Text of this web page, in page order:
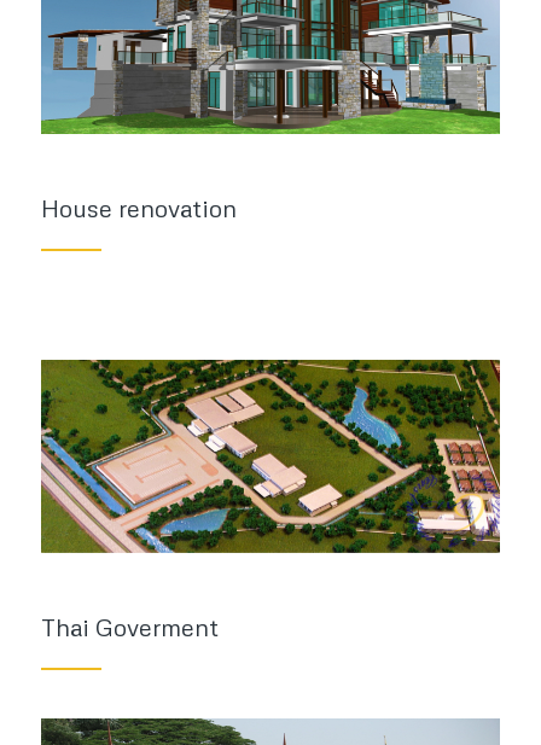
House renovation
Thai Goverment